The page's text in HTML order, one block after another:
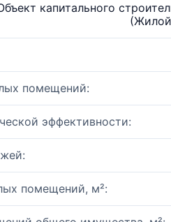
капитального
помещений:
эффективности:
помещений, м²: